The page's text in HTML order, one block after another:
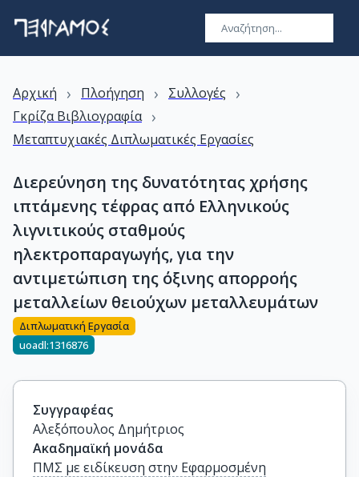
Αρχική › Πλοήγηση › Συλλογές ›
Γκρίζα Βιβλιογραφία ›
Μεταπτυχιακές Διπλωματικές Εργασίες
Διερεύνηση της δυνατότητας χρήσης
ιπτάμενης τέφρας από Ελληνικούς
λιγνιτικούς σταθμούς
ηλεκτροπαραγωγής, για την
αντιμετώπιση της όξινης απορροής
μεταλλείων θειούχων μεταλλευμάτων
Διπλωματική Εργασία
uoadl:1316876
Συγγραφέας
Αλεξόπουλος Δημήτριος
Ακαδημαϊκή μονάδα
ΠΜΣ με ειδίκευση στην Εφαρμοσμένη